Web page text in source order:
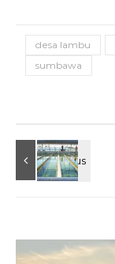
desa lambu
sumbawa